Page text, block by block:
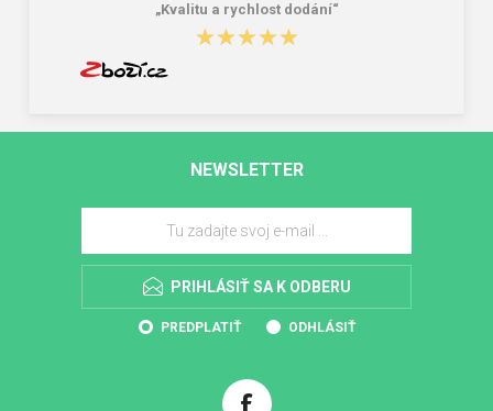
„Kvalitu a rychlost dodání“
★★★★★
★★★★★
NEWSLETTER
PRIHLÁSIŤ SA K ODBERU
PREDPLATIŤ ODHLÁSIŤ